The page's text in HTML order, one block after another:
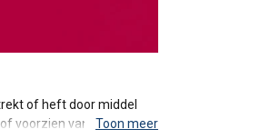
of heft door middel
voorzien van eenToon meer